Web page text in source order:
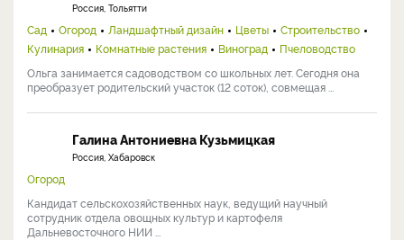
Россия, Тольятти
Сад Огород Ландшафтный дизайн Цветы
Строительство
Кулинария
Комнатные растения Виноград
Пчеловодство
Ольга занимается садоводством со школьных лет. Сегодня она
преобразует родительский участок (12 соток), совмещая ...
Галина Антониевна Кузьмицкая
Россия, Хабаровск
Огород
Кандидат сельскохозяйственных наук, ведущий научный
сотрудник отдела овощных культур и картофеля
Дальневосточного НИИ ...